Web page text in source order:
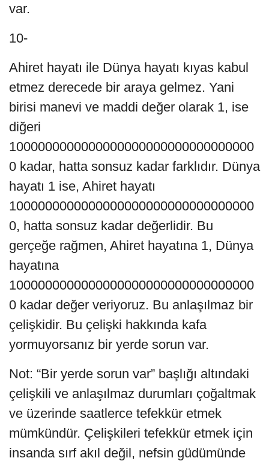
var.
10-
Ahiret hayatı ile Dünya hayatı kıyas kabul
etmez derecede bir araya gelmez. Yani
birisi manevi ve maddi değer olarak 1, ise
diğeri
1000000000000000000000000000000000
0 kadar, hatta sonsuz kadar farklıdır. Dünya
hayatı 1 ise, Ahiret hayatı
1000000000000000000000000000000000
0, hatta sonsuz kadar değerlidir. Bu
gerçeğe rağmen, Ahiret hayatına 1, Dünya
hayatına
1000000000000000000000000000000000
0 kadar değer veriyoruz. Bu anlaşılmaz bir
çelişkidir. Bu çelişki hakkında kafa
yormuyorsanız bir yerde sorun var.
Not: “Bir yerde sorun var” başlığı altındaki
çelişkili ve anlaşılmaz durumları çoğaltmak
ve üzerinde saatlerce tefekkür etmek
mümkündür. Çelişkileri tefekkür etmek için
insanda sırf akıl değil, nefsin güdümünde